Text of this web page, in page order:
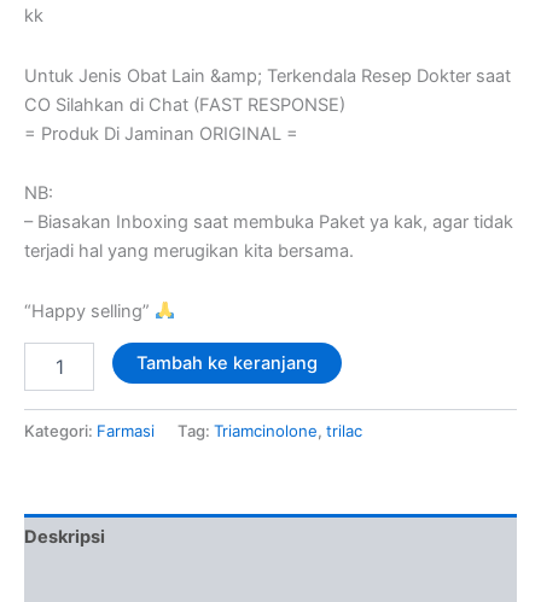
kk
Untuk Jenis Obat Lain &amp; Terkendala Resep Dokter saat
CO Silahkan di Chat (FAST RESPONSE)
= Produk Di Jaminan ORIGINAL =
NB:
– Biasakan Inboxing saat membuka Paket ya kak, agar tidak
terjadi hal yang merugikan kita bersama.
“Happy selling”
Tambah ke keranjang
Kategori: Farmasi Tag: Triamcinolone, trilac
Deskripsi